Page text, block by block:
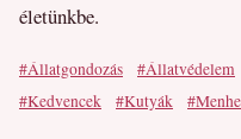
életünkbe.
#Állatgondozás #Állatvédelem
#Kedvencek
#Kutyák